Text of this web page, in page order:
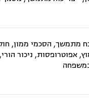
מתמשך, הסכמי ממון,
אפוטרופסות, ניכור
במשפחה